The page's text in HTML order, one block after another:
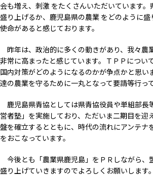
会も増え、刺激 をたくさんいただいています
盛り上げるか、鹿児島県の農業 をどのように
使命があると感じております。
昨年は、政治的に多くの動きがあり、我々農
非常に高まったと感じています。ＴＰＰについ
国内対策がどのようになるのかが争点かと思い
達の農業を守るために一丸となって要請等行っ
鹿児島県青協としては県青協役員や単組部長
営者塾」を実施しており、ただいま二期目を迎
盤を確立するとともに、時代の流れにアンテナ
をおこなっています。
今後とも「農業県鹿児島」をＰＲしながら、
盛り上げていきますのでよろしくお願いします。